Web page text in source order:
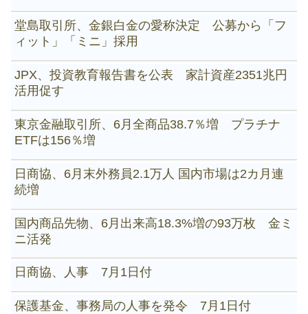
堂島取引所、金銀白金の愛称決定 公募から「フ
ィット」「ミニ」採用
JPX、投資教育報告書を公表 家計資産2351兆円
活用促す
東京金融取引所、6月全商品38.7％増 プラチナ
ETFは156％増
日商協、6月末外務員2.1万人 国内市場は2カ月連
続増
国内商品先物、6月出来高18.3%増の93万枚 金ミ
ニ活発
日商協、人事 7月1日付
保護基金、事務局の人事を発令 7月1日付